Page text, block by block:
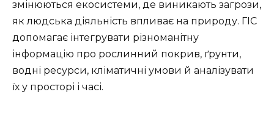
змінюються екосистеми, де виникають загрози,
як людська діяльність впливає на природу. ГІС
допомагає інтегрувати різноманітну
інформацію про рослинний покрив, ґрунти,
водні ресурси, кліматичні умови й аналізувати
їх у просторі і часі.